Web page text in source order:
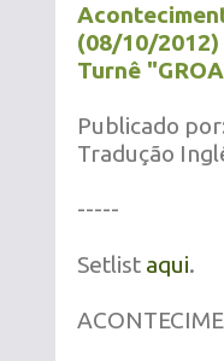
(08/10/2012)
Turnê
Publicado
Tradução
-----
Setlist aqui.